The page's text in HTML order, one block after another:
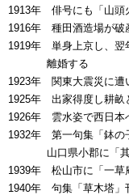
1913年 俳号にも「山頭
1916年 種田酒造場が破
1919年 単身上京し、翌
離婚する
1923年 関東大震災に遭
1925年 出家得度し耕畝
1926年 雲水姿で西日本
1932年 第一句集「鉢の
山口県小郡に「
1939年 松山市に「一草
1940年 句集「草木塔」